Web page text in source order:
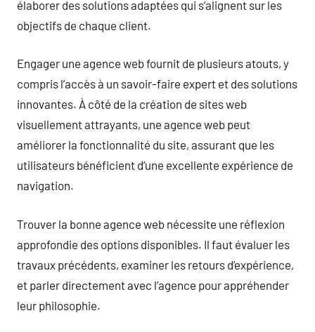
élaborer des solutions adaptées qui s’alignent sur les
objectifs de chaque client.
Engager une agence web fournit de plusieurs atouts, y
compris l’accès à un savoir-faire expert et des solutions
innovantes. À côté de la création de sites web
visuellement attrayants, une agence web peut
améliorer la fonctionnalité du site, assurant que les
utilisateurs bénéficient d’une excellente expérience de
navigation.
Trouver la bonne agence web nécessite une réflexion
approfondie des options disponibles. Il faut évaluer les
travaux précédents, examiner les retours d’expérience,
et parler directement avec l’agence pour appréhender
leur philosophie.